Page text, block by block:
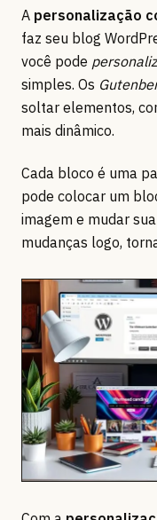
A personalização
faz seu blog
você pode
simples. Os
soltar elementos,
mais dinâmico.
Cada bloco é uma
pode colocar um
imagem e mudar
mudanças logo,